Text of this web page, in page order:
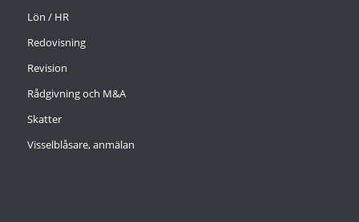
Lön / HR
Redovisning
Revision
Rådgivning och M&A
Skatter
Visselblåsare, anmälan